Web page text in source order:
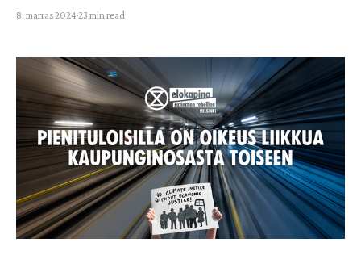
kansainvälistä liikettä, jolla elämälle välttämätön vesi
kaapattaisiin voitonteon välineeksi. Samalla teksti avaa
maailmanlaajuisten liikkeiden kamppailua tämän
peruselinehdon puolesta. Teksti: Olli-Pekka Haavisto Viime
aikoina
8. marras 2024 23 min read